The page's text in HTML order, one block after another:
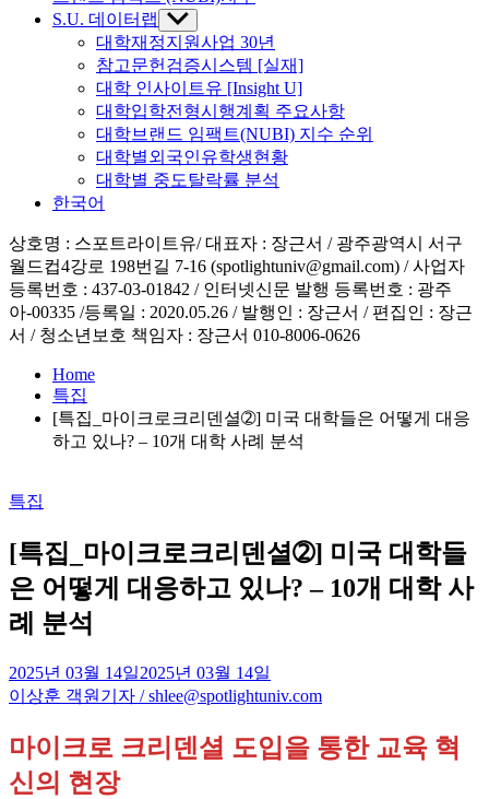
S.U. 데이터랩
Show
sub
menu
대학재정지원사업 30년
참고문헌검증시스템 [실재]
대학 인사이트유 [Insight U]
대학입학전형시행계획 주요사항
대학브랜드 임팩트(NUBI) 지수 순위
대학별외국인유학생현황
대학별 중도탈락률 분석
한국어
상호명 : 스포트라이트유/ 대표자 : 장근서 / 광주광역시 서구
월드컵4강로 198번길 7-16 (spotlightuniv@gmail.com) / 사업자
등록번호 : 437-03-01842 / 인터넷신문 발행 등록번호 : 광주
아-00335 /등록일 : 2020.05.26 / 발행인 : 장근서 / 편집인 : 장근
서 / 청소년보호 책임자 : 장근서 010-8006-0626
Home
특집
[특집_마이크로크리덴셜➁] 미국 대학들은 어떻게 대응
하고 있나? – 10개 대학 사례 분석
Posted
특집
[특집_마이크로크리덴셜➁] 미국 대학들
은 어떻게 대응하고 있나? – 10개 대학 사
례 분석
2025년 03월 14일2025년 03월 14일
이상훈 객원기자 / shlee@spotlightuniv.com
마이크로 크리덴셜 도입을 통한 교육 혁
신의 현장